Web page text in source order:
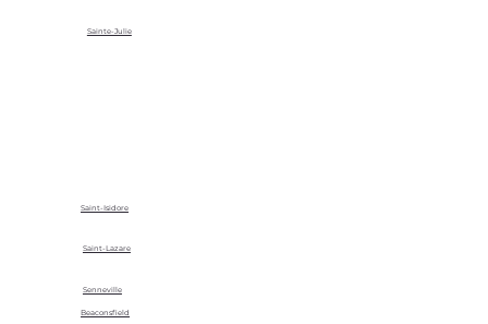
Sainte-Julie
Saint-Isidore
Saint-Lazare
Senneville
Beaconsfield